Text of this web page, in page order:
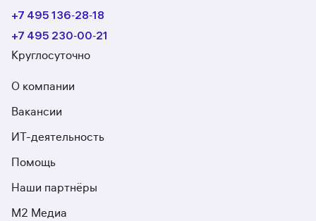
+7 495 136‑28‑18
+7 495 230‑00‑21
Круглосуточно
О компании
Вакансии
ИТ-деятельность
Помощь
Наши партнёры
М2 Медиа